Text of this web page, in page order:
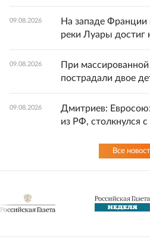
09.08.2026
На западе Франции
реки Луары достиг
09.08.2026
При
пострадали двое
09.08.2026
Дмитриев:
из РФ, столкнулся
Все